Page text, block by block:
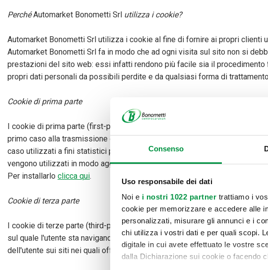
Consenso
Uso responsabile dei dati
Noi e i nostri 1022 partner trattiamo i
cookie per memorizzare e accedere alle
personalizzati, misurare gli annunci e i
chi utilizza i vostri dati e per quali scopi.
digitale in cui avete effettuato le vostre
dalla Dichiarazione sui cookie o facendo
PerchéAutomarket Bonometti Srl utilizza i cookie?
Automarket Bonometti Srl utilizza i cookie al fine di fornire ai propri
Automarket Bonometti Srl fa in modo che ad ogni visita sul sito non si
prestazioni del sito web: essi infatti rendono più facile sia il
propri dati personali da possibili perdite e da qualsiasi forma di
Cookie di prima parte
I cookie di prima parte (first-part cookies), sono i cookie generati e
primo caso alla trasmissione di identificativi di sessione (costituiti da
caso utilizzati a fini statistici per la rilevazione degli utenti unici, dei
vengono utilizzati in modo aggregato. In particolare, per disabilitare i
Per installarlo clicca qui.
Cookie di terza parte
I cookie di terze parte (third-part cookies), come ad esempio quello
sul quale l'utente sta navigando, sulla base di contratti tra titolare del
dell'utente sui siti nei quali offrono i propri servizi.